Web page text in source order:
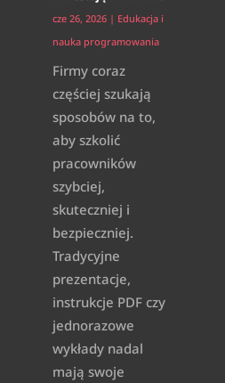
cze 26, 2026| Edukacja i
nauka programowania
Firmy coraz
częściej szukają
sposobów na to,
aby szkolić
pracowników
szybciej,
skuteczniej i
bezpieczniej.
Tradycyjne
prezentacje,
instrukcje PDF czy
jednorazowe
wykłady nadal
mają swoje